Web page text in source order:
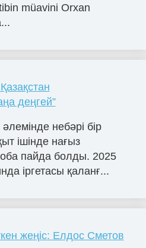
müavini Orxan
деңгей”
небәрі бір
ішінде нағыз
пайда болды. 2025
іргетасы қаланғ...
жеңіс: Елдос Сметов